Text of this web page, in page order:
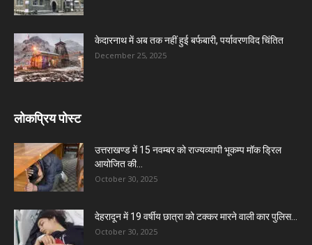
केदारनाथ में अब तक नहीं हुई बर्फबारी, पर्यावरणविद चिंतित
December 25, 2025
लोकप्रिय पोस्ट
उत्तराखण्ड में 15 नवम्बर को राज्यव्यापी भूकम्प मॉक ड्रिल
आयोजित की...
October 30, 2025
देहरादून में 19 वर्षीय छात्रा को टक्कर मारने वाली कार पुलिस...
October 30, 2025